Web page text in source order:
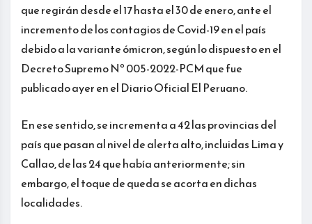
que regirán desde el 17 hasta el 30 de enero, ante el
incremento de los contagios de Covid-19 en el país
debido a la variante ómicron, según lo dispuesto en el
Decreto Supremo Nº 005-2022-PCM que fue
publicado ayer en el Diario Oficial El Peruano.
En ese sentido, se incrementa a 42 las provincias del
país que pasan al nivel de alerta alto, incluidas Lima y
Callao, de las 24 que había anteriormente; sin
embargo, el toque de queda se acorta en dichas
localidades.